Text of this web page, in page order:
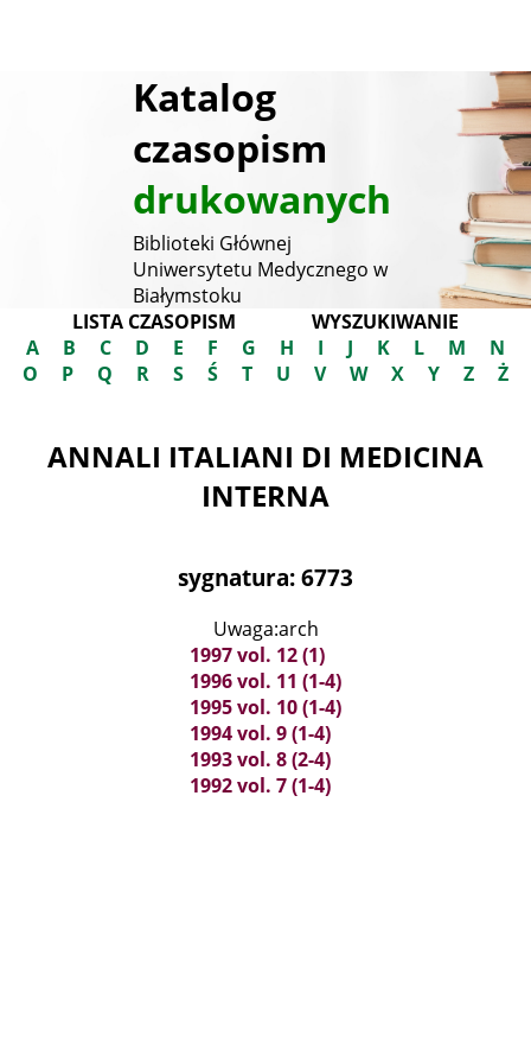
Katalog
czasopism
drukowanych
Biblioteki Głównej
Uniwersytetu Medycznego w
Białymstoku
LISTA CZASOPISM
WYSZUKIWANIE
A
B C D E F G H I J K L M
N
O
P Q R S Ś T U V W X Y Z Ż
ANNALI ITALIANI DI MEDICINA
INTERNA
sygnatura: 6773
Uwaga:arch
1997 vol. 12 (1)
1996 vol. 11 (1-4)
1995 vol. 10 (1-4)
1994 vol. 9 (1-4)
1993 vol. 8 (2-4)
1992 vol. 7 (1-4)